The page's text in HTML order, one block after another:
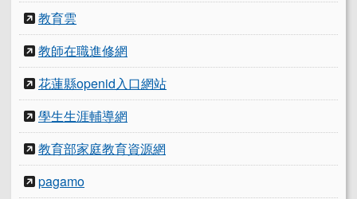
教育雲
教師在職進修網
花蓮縣openid入口網站
學生生涯輔導網
教育部家庭教育資源網
pagamo